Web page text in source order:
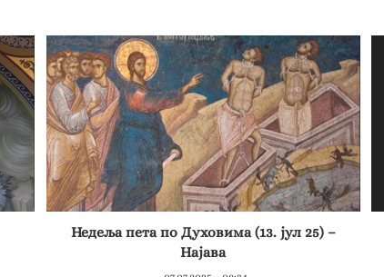
Недеља пета по Духовима (13. јул 25) –
Најава